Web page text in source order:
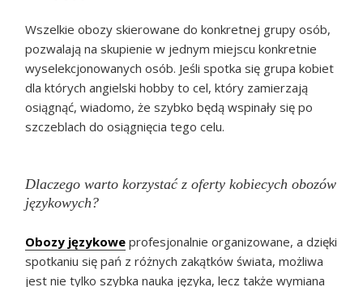
Wszelkie obozy skierowane do konkretnej grupy osób,
pozwalają na skupienie w jednym miejscu konkretnie
wyselekcjonowanych osób. Jeśli spotka się grupa kobiet
dla których angielski hobby to cel, który zamierzają
osiągnąć, wiadomo, że szybko będą wspinały się po
szczeblach do osiągnięcia tego celu.
Dlaczego warto korzystać z oferty kobiecych obozów
językowych?
Obozy językowe profesjonalnie organizowane, a dzięki
spotkaniu się pań z różnych zakątków świata, możliwa
jest nie tylko szybka nauka języka, lecz także wymiana